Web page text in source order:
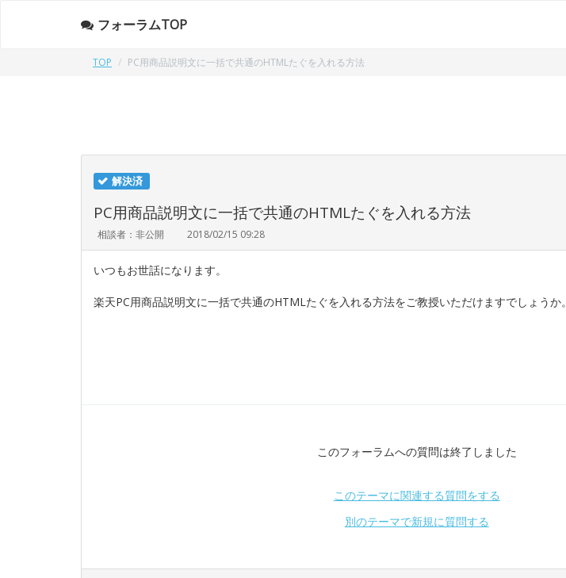
フォーラムTOP
TOP PC用商品説明文に一括で共通のHTMLたぐを入れる方法
解決済
PC用商品説明文に一括で共通のHTMLたぐを入れる方法
相談者：非公開 2018/02/15 09:28
いつもお世話になります。
楽天PC用商品説明文に一括で共通のHTMLたぐを入れる方法をご教授いただけますでしょうか。
このフォーラムへの質問は終了しました
このテーマに関連する質問をする
別のテーマで新規に質問する